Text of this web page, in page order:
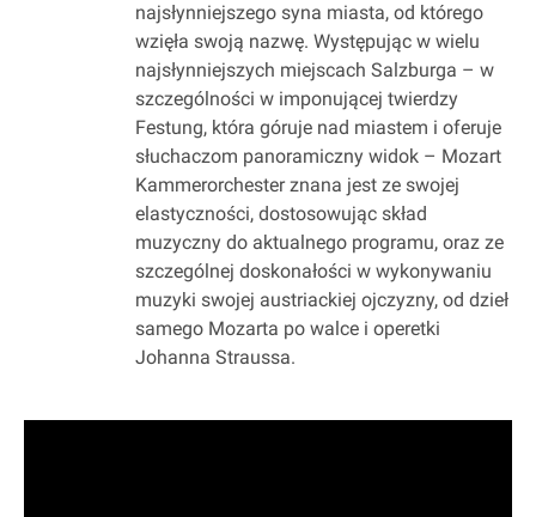
najsłynniejszego syna miasta, od którego
wzięła swoją nazwę. Występując w wielu
najsłynniejszych miejscach Salzburga – w
szczególności w imponującej twierdzy
Festung, która góruje nad miastem i oferuje
słuchaczom panoramiczny widok – Mozart
Kammerorchester znana jest ze swojej
elastyczności, dostosowując skład
muzyczny do aktualnego programu, oraz ze
szczególnej doskonałości w wykonywaniu
muzyki swojej austriackiej ojczyzny, od dzieł
samego Mozarta po walce i operetki
Johanna Straussa.